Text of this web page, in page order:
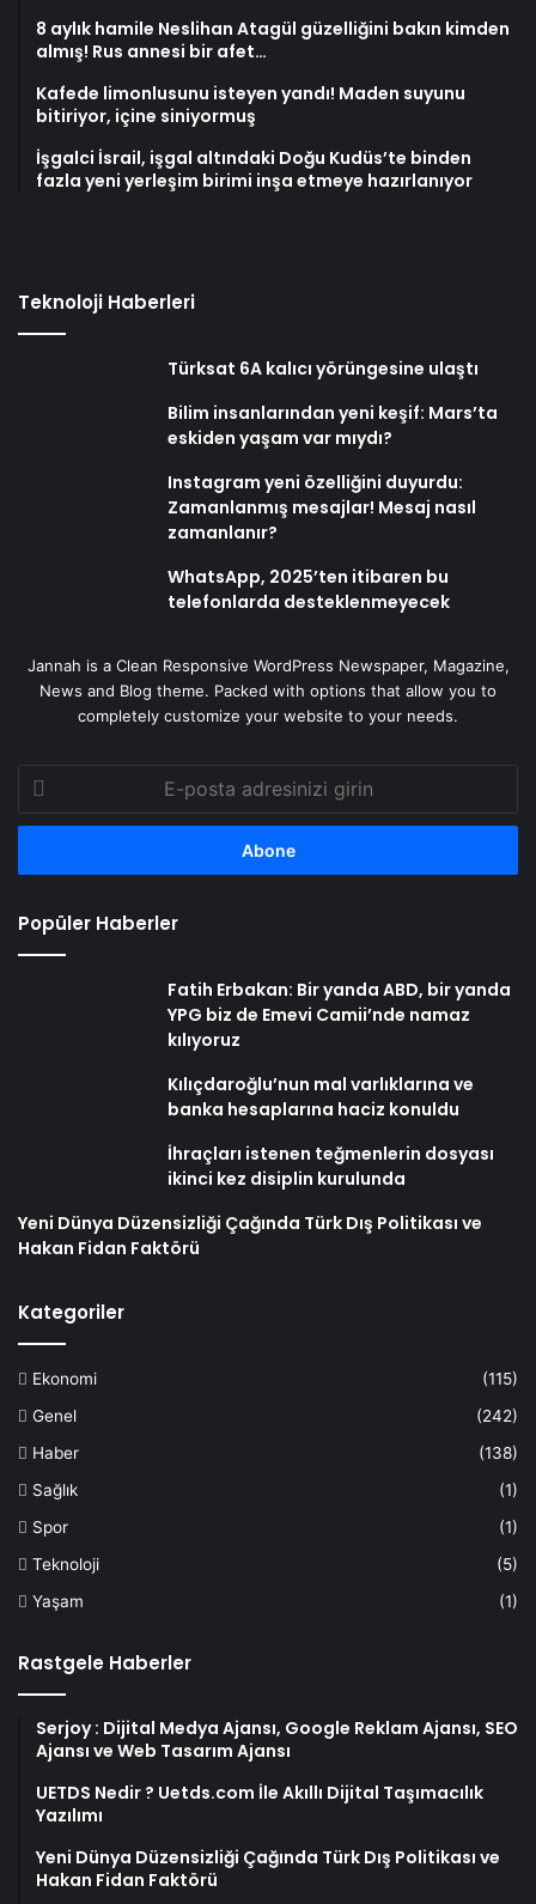
8 aylık hamile Neslihan Atagül güzelliğini bakın kimden
almış! Rus annesi bir afet…
Kafede limonlusunu isteyen yandı! Maden suyunu
bitiriyor, içine siniyormuş
İşgalci İsrail, işgal altındaki Doğu Kudüs’te binden
fazla yeni yerleşim birimi inşa etmeye hazırlanıyor
Teknoloji Haberleri
Türksat 6A kalıcı yörüngesine ulaştı
Bilim insanlarından yeni keşif: Mars’ta
eskiden yaşam var mıydı?
Instagram yeni özelliğini duyurdu:
Zamanlanmış mesajlar! Mesaj nasıl
zamanlanır?
WhatsApp, 2025’ten itibaren bu
telefonlarda desteklenmeyecek
Jannah is a Clean Responsive WordPress Newspaper, Magazine,
News and Blog theme. Packed with options that allow you to
completely customize your website to your needs.
posta
adresinizi
Popüler Haberler
Fatih Erbakan: Bir yanda ABD, bir yanda
YPG biz de Emevi Camii’nde namaz
kılıyoruz
Kılıçdaroğlu’nun mal varlıklarına ve
banka hesaplarına haciz konuldu
İhraçları istenen teğmenlerin dosyası
ikinci kez disiplin kurulunda
Yeni Dünya Düzensizliği Çağında Türk Dış Politikası ve
Hakan Fidan Faktörü
Kategoriler
Ekonomi
(115)
Genel
(242)
Haber
(138)
Sağlık
(1)
Spor
(1)
Teknoloji
(5)
Yaşam
(1)
Rastgele Haberler
Serjoy : Dijital Medya Ajansı, Google Reklam Ajansı, SEO
Ajansı ve Web Tasarım Ajansı
UETDS Nedir ? Uetds.com İle Akıllı Dijital Taşımacılık
Yazılımı
Yeni Dünya Düzensizliği Çağında Türk Dış Politikası ve
Hakan Fidan Faktörü